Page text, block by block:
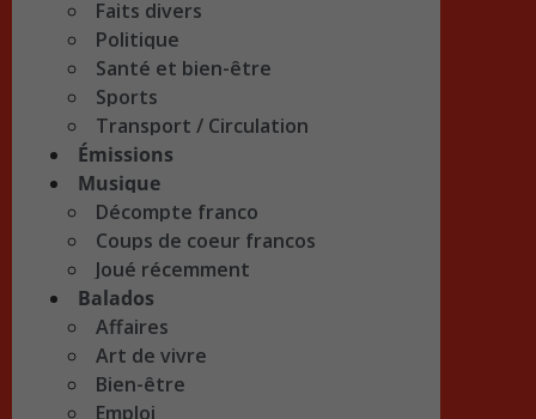
Faits divers
Politique
Santé et bien-être
Sports
Transport / Circulation
Émissions
Musique
Décompte franco
Coups de coeur francos
Joué récemment
Balados
Affaires
Art de vivre
Bien-être
Emploi